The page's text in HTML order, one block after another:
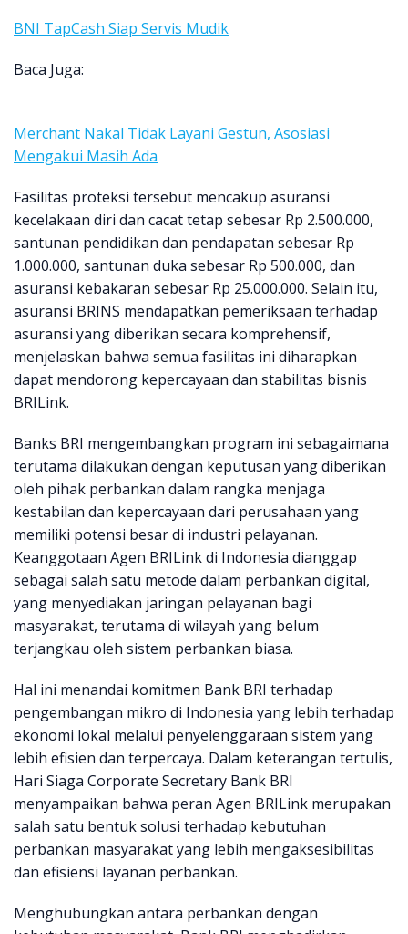
BNI TapCash Siap Servis Mudik
Baca Juga:
Merchant Nakal Tidak Layani Gestun, Asosiasi
Mengakui Masih Ada
Fasilitas proteksi tersebut mencakup asuransi
kecelakaan diri dan cacat tetap sebesar Rp 2.500.000,
santunan pendidikan dan pendapatan sebesar Rp
1.000.000, santunan duka sebesar Rp 500.000, dan
asuransi kebakaran sebesar Rp 25.000.000. Selain itu,
asuransi BRINS mendapatkan pemeriksaan terhadap
asuransi yang diberikan secara komprehensif,
menjelaskan bahwa semua fasilitas ini diharapkan
dapat mendorong kepercayaan dan stabilitas bisnis
BRILink.
Banks BRI mengembangkan program ini sebagaimana
terutama dilakukan dengan keputusan yang diberikan
oleh pihak perbankan dalam rangka menjaga
kestabilan dan kepercayaan dari perusahaan yang
memiliki potensi besar di industri pelayanan.
Keanggotaan Agen BRILink di Indonesia dianggap
sebagai salah satu metode dalam perbankan digital,
yang menyediakan jaringan pelayanan bagi
masyarakat, terutama di wilayah yang belum
terjangkau oleh sistem perbankan biasa.
Hal ini menandai komitmen Bank BRI terhadap
pengembangan mikro di Indonesia yang lebih terhadap
ekonomi lokal melalui penyelenggaraan sistem yang
lebih efisien dan terpercaya. Dalam keterangan tertulis,
Hari Siaga Corporate Secretary Bank BRI
menyampaikan bahwa peran Agen BRILink merupakan
salah satu bentuk solusi terhadap kebutuhan
perbankan masyarakat yang lebih mengaksesibilitas
dan efisiensi layanan perbankan.
Menghubungkan antara perbankan dengan